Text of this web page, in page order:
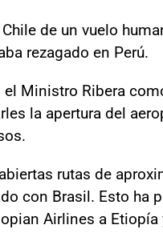
de un vuelo
rezagado en Perú.
Ministro Ribera
la apertura del
rutas de
con Brasil. Esto ha
Airlines a